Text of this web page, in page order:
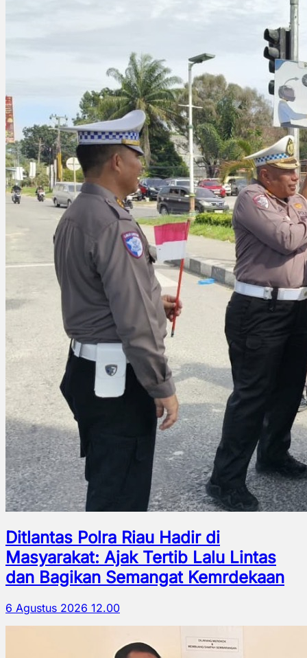
Ditlantas Polra Riau Hadir di
Masyarakat: Ajak Tertib Lalu Lintas
dan Bagikan Semangat Kemrdekaan
6 Agustus 2026 12.00